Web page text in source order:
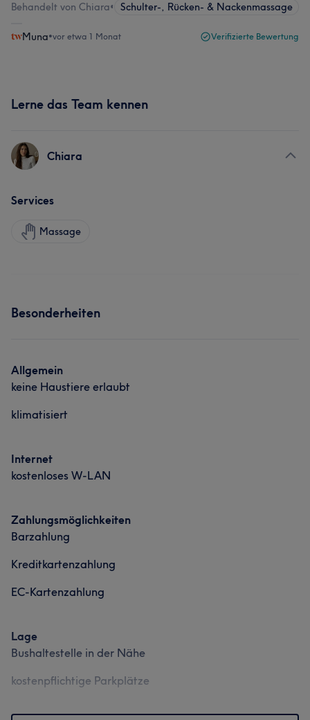
Behandelt von Chiara• Schulter-, Rücken- & Nackenmassage
Muna•vor etwa 1 Monat Verifizierte Bewertung
Lerne das Team kennen
Chiara
Services
Massage
Besonderheiten
Allgemein
keine Haustiere erlaubt
klimatisiert
Internet
kostenloses W-LAN
Zahlungsmöglichkeiten
Barzahlung
Kreditkartenzahlung
EC-Kartenzahlung
Lage
Bushaltestelle in der Nähe
kostenpflichtige Parkplätze